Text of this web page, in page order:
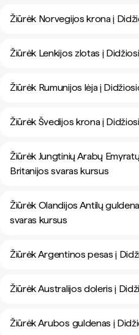
Žiūrėk Norvegijos krona į
Žiūrėk Lenkijos zlotas į
Žiūrėk Rumunijos lėja į
Žiūrėk Švedijos krona į
Žiūrėk Jungtinių Arabų
Britanijos svaras kursus
Žiūrėk Olandijos Antilų
svaras kursus
Žiūrėk Argentinos pesas į
Žiūrėk Australijos doleris į
Žiūrėk Arubos guldenas į